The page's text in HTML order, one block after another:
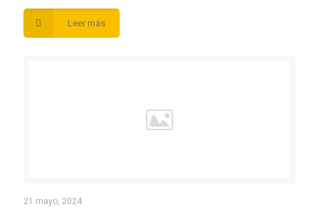
Leer más
21 mayo, 2024